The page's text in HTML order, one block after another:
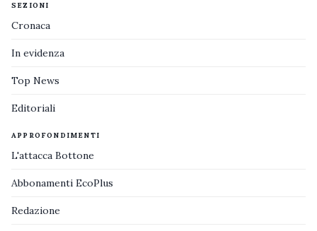
SEZIONI
Cronaca
In evidenza
Top News
Editoriali
APPROFONDIMENTI
L'attacca Bottone
Abbonamenti EcoPlus
Redazione